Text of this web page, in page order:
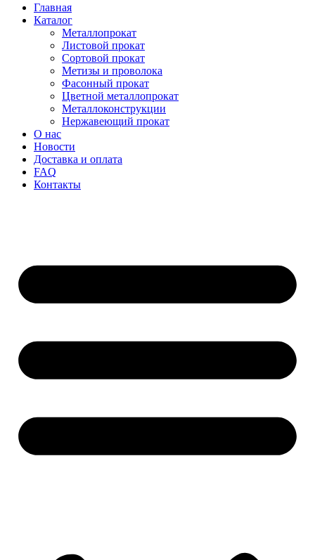
Главная
Каталог
Металлопрокат
Листовой прокат
Сортовой прокат
Метизы и проволока
Фасонный прокат
Цветной металлопрокат
Металлоконструкции
Нержавеющий прокат
О нас
Новости
Доставка и оплата
FAQ
Контакты